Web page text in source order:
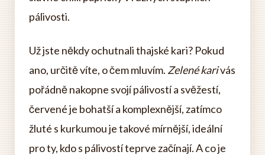
pálivosti.
Už jste někdy ochutnali thajské kari? Pokud
ano, určitě víte, o čem mluvím. Zelené karivás
pořádně nakopne svojí pálivostí a svěžestí,
červené je bohatší a komplexnější, zatímco
žluté s kurkumou je takové mírnější, ideální
pro ty, kdo s pálivostí teprve začínají. A co je